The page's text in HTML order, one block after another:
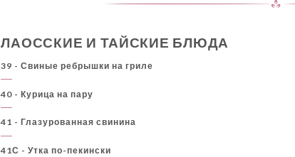
ЛАОССКИЕ И ТАЙСКИЕ БЛЮДА
39 - Свиные ребрышки на гриле
40 - Курица на пару
41 - Глазурованная свинина
41С - Утка по-пекински